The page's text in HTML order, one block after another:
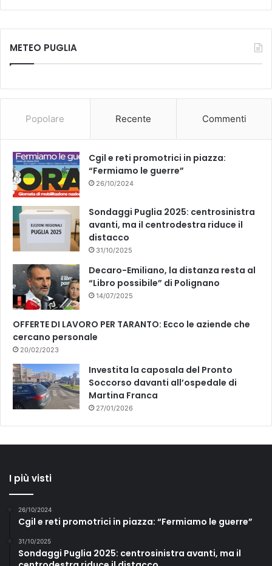
a
c
k
o
u
METEO PUGLIA
Popolare Recente Commenti
Cgil e reti promotrici in piazza:
“Fermiamo le guerre”
26/10/2024
Sondaggi Puglia 2025: centrosinistra
avanti, ma il centrodestra riduce il
distacco
31/10/2025
Decaro-Emiliano, la distanza resta al
“Libro possibile” di Polignano
14/07/2025
OFFERTE DI LAVORO PER TARANTO: Ecco le aziende che
cercano personale
20/02/2023
Investita la caposala del Pronto
Soccorso davanti all’ospedale di
Martina Franca
27/01/2026
I più visti
26/10/2024
Cgil e reti promotrici in piazza: “Fermiamo le guerre”
31/10/2025
Sondaggi Puglia 2025: centrosinistra avanti, ma il